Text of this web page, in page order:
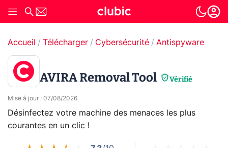
Accueil Télécharger Cybersécurité Antispyware
AVIRA Removal Tool Vérifié
Mise à jour : 07/08/2026
Désinfectez votre machine des menaces les plus
courantes en un clic !